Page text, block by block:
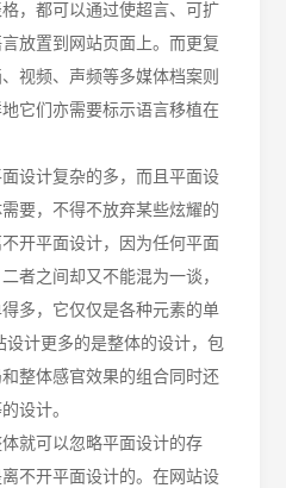
，都可以通过使超言、可扩
放置到网站页面上。而更复
视频、声频等多媒体档案则
它们亦需要标示语言移植在
设计复杂的多，而且平面设
要，不得不放弃某些炫耀的
开平面设计，因为任何平面
者之间却又不能混为一谈，
多，它仅仅是各种元素的单
设计更多的是整体的设计，包
整体感官效果的组合同时还
设计。
就可以忽略平面设计的存
不开平面设计的。在网站设